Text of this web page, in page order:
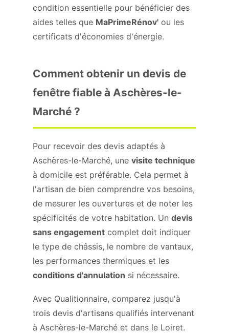
condition essentielle pour bénéficier des
aides telles que MaPrimeRénov' ou les
certificats d'économies d'énergie.
Comment obtenir un devis de
fenêtre fiable à Aschères-le-
Marché ?
Pour recevoir des devis adaptés à
Aschères-le-Marché, une visite technique
à domicile est préférable. Cela permet à
l'artisan de bien comprendre vos besoins,
de mesurer les ouvertures et de noter les
spécificités de votre habitation. Un devis
sans engagement complet doit indiquer
le type de châssis, le nombre de vantaux,
les performances thermiques et les
conditions d'annulation si nécessaire.
Avec Qualitionnaire, comparez jusqu'à
trois devis d'artisans qualifiés intervenant
à Aschères-le-Marché et dans le Loiret.